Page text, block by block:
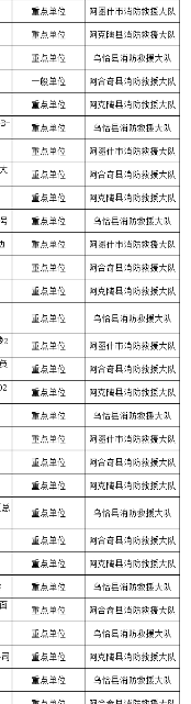
关闭窗口
部门
委局
室
中心